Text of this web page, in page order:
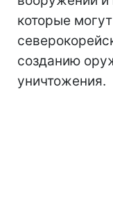
которые
созданию
уничтожения.